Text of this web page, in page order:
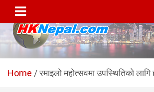
content
HKNepal.com –
सञ्चालित पहिलो नेपाली
hknepal, hknepal.com, hk nepal, hk nepal com
Home रमाइलो महोत्सवमा उपस्थितिको लागि